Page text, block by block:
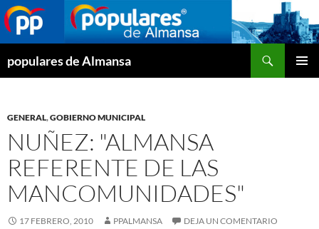
populares de Almansa
GENERAL,GOBIERNO MUNICIPAL
NUÑEZ: "ALMANSA
REFERENTE DE LAS
MANCOMUNIDADES"
17 FEBRERO, 2010 PPALMANSA DEJA UN COMENTARIO